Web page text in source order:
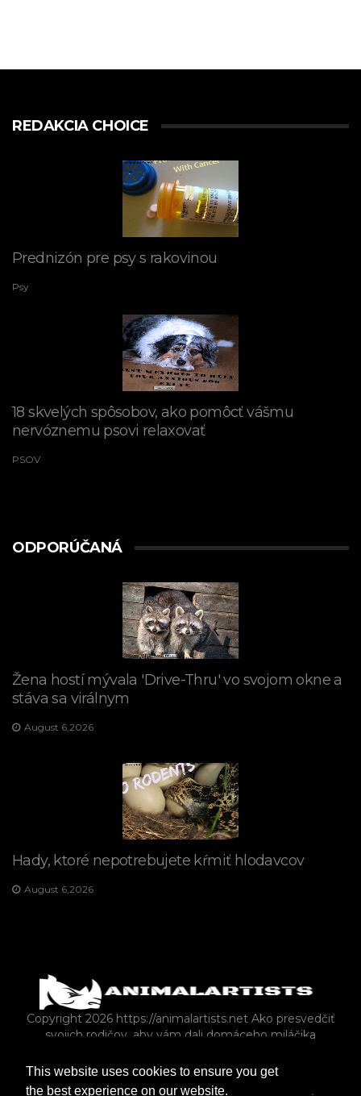
This website uses cookies to ensure you get
the best experience on our website.
REDAKCIA CHOICE
Prednizón pre psy s rakovinou
Psy
18 skvelých spôsobov, ako pomôcť vášmu
nervóznemu psovi relaxovať
PSOV
ODPORÚČANÁ
Žena hostí mývala 'Drive-Thru' vo svojom okne a
stáva sa virálnym
August 6,2026
Hady, ktoré nepotrebujete kŕmiť hlodavcov
August 6,2026
Copyright 2026 https://animalartists.net Ako presvedčiť
svojich rodičov, aby vám dali domáceho miláčika
VTÁCTVO KONE KRÁLIKY
ZMIEŠANÝ